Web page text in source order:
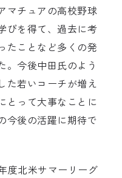
マチュアの高校野球
びを得て、過去に考
たことなど多くの発
。今後中田氏のよう
た若いコーチが増え
とって大事なことに
今後の活躍に期待で
度北米サマーリーグ